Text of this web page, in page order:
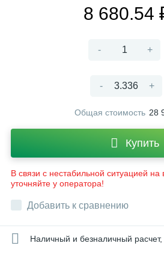
8 680.54
- +
- +
Общая стоимость 28
Купить
В связи с нестабильной ситуацией
уточняйте у оператора!
Добавить к сравнению
Наличный и безналичный расчет,